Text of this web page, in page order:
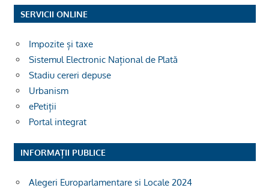
SERVICII ONLINE
Impozite și taxe
Sistemul Electronic Național de Plată
Stadiu cereri depuse
Urbanism
ePetiții
Portal integrat
INFORMAȚII PUBLICE
Alegeri Europarlamentare si Locale 2024